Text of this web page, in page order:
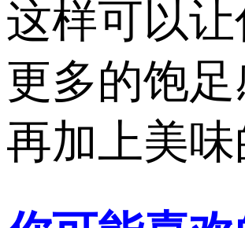
这样可以
更多的饱足
再加上美味